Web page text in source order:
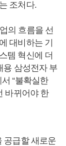
조처다.
의 흐름을 선
대비하는 기
템 혁신에 더
용 삼성전자 부
“불확실한
바뀌어야 한
공급할 새로운